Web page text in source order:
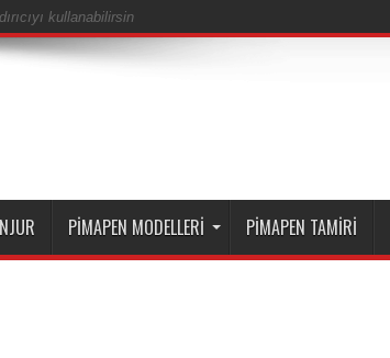
kullanabilirsin
PIMAPEN MODELLERI PIMAPEN TAMIRI